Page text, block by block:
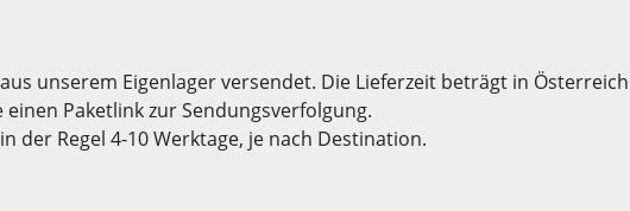
unserem Eigenlager versendet. Die Lieferzeit beträgt in
Paketlink zur Sendungsverfolgung.
der Regel 4-10 Werktage, je nach Destination.